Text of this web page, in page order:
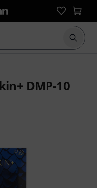
DMP-10
1 évaluations clients